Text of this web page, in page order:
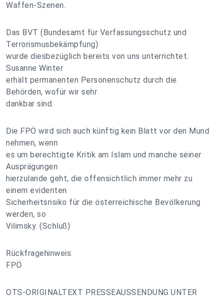
Waffen-Szenen.
Das BVT (Bundesamt für Verfassungsschutz und
Terrorismusbekämpfung)
wurde diesbezüglich bereits von uns unterrichtet.
Susanne Winter
erhält permanenten Personenschutz durch die
Behörden, wofür wir sehr
dankbar sind.
Die FPÖ wird sich auch künftig kein Blatt vor den Mund
nehmen, wenn
es um berechtigte Kritik am Islam und manche seiner
Ausprägungen
hierzulande geht, die offensichtlich immer mehr zu
einem evidenten
Sicherheitsrisiko für die österreichische Bevölkerung
werden, so
Vilimsky. (Schluß)
Rückfragehinweis:
FPÖ
OTS-ORIGINALTEXT PRESSEAUSSENDUNG UNTER